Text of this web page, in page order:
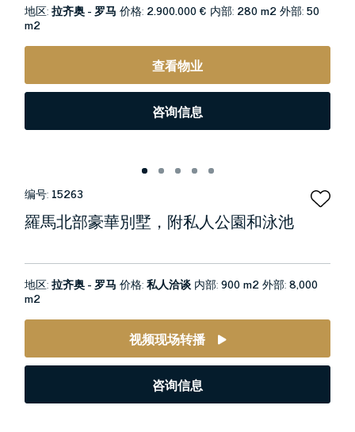
地区:拉齐奥 - 罗马 价格: 2.900.000 € 内部: 280 m2外部:50
m2
查看物业
咨询信息
编号: 15263
羅馬北部豪華別墅，附私人公園和泳池
地区:拉齐奥 - 罗马 价格:私人洽谈 内部:900 m2外部:8,000
m2
视频现场转播
咨询信息